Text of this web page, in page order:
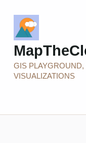
GIS PLAYGROUND,
VISUALIZATIONS